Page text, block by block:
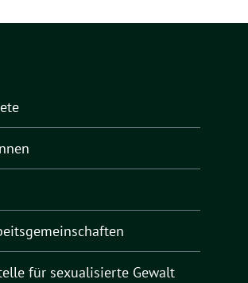
für sexualisierte Gewalt